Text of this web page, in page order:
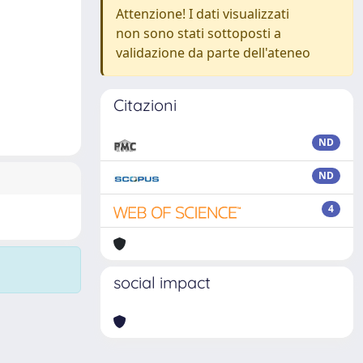
Attenzione! I dati visualizzati
non sono stati sottoposti a
validazione da parte dell'ateneo
Citazioni
ND
ND
4
social impact